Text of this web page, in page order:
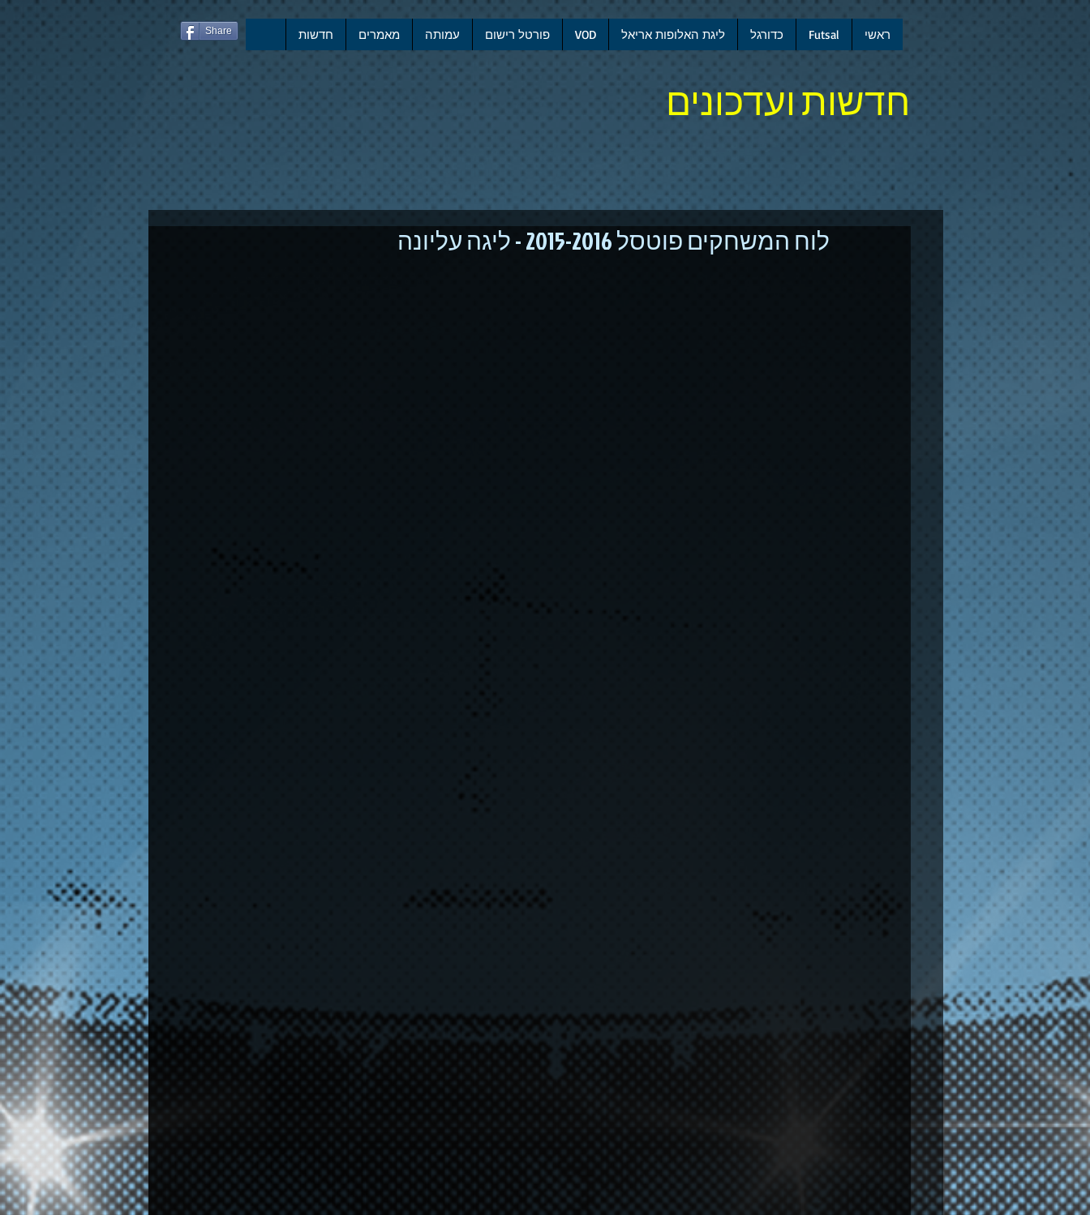
Share חדשות מאמרים עמותה פורטל רישום VOD ליגת האלופות אריאל כדורגל Futsal ראשי
חדשות ועדכונים
לוח המשחקים פוטסל 2015-2016 - ליגה עליונה